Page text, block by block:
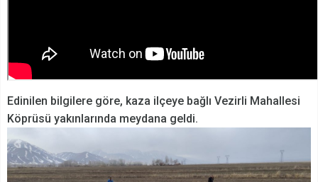
Edinilen bilgilere göre, kaza ilçeye bağlı Vezirli Mahallesi
Köprüsü yakınlarında meydana geldi.